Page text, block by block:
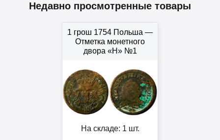
Недавно просмотренные товары
1 грош 1754 Польша —
Отметка монетного
двора «H» №1
На складе: 1 шт.